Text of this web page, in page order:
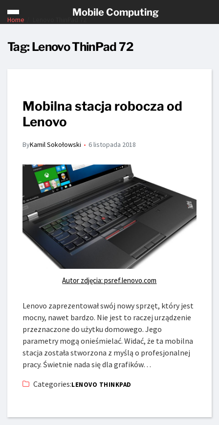
Mobile Computing
Home
Tag: Lenovo ThinPad 72
Mobilna stacja robocza od
Lenovo
ByKamil Sokołowski 6 listopada 2018
Autor zdjęcia: psref.lenovo.com
Lenovo zaprezentował swój nowy sprzęt, który jest
mocny, nawet bardzo. Nie jest to raczej urządzenie
przeznaczone do użytku domowego. Jego
parametry mogą onieśmielać. Widać, że ta mobilna
stacja została stworzona z myślą o profesjonalnej
pracy. Świetnie nada się dla grafików…
Categories:LENOVO THINKPAD